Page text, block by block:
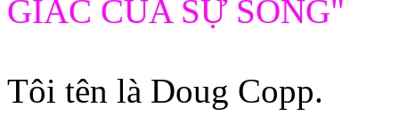
GIÁC CỦA SỰ SỐNG"
Tôi tên là Doug Copp.